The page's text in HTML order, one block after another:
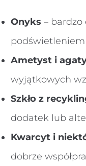
Onyks – bardzo
Ametyst i
wyjątkowych
Szkło z
dodatek lub
Kwarcyt i
dobrze